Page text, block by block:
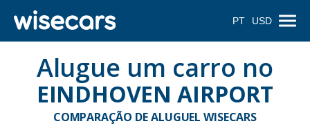
PT USD
Alugue um carro no
EINDHOVEN AIRPORT
COMPARAÇÃO DE ALUGUEL WISECARS